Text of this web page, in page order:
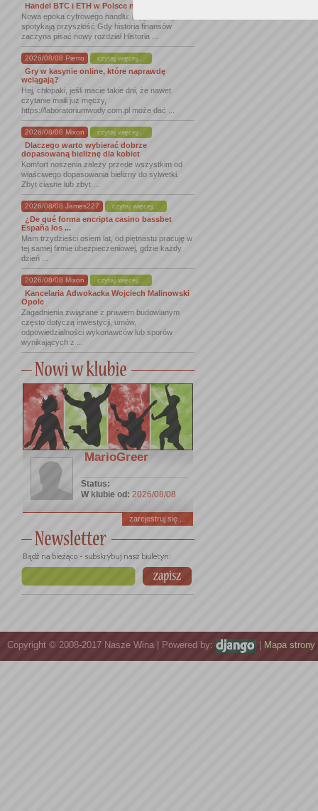
Handel BTC i ETH w Polsce na nowym ...
Nowa epoka cyfrowego handlu: kryptowaluty
spotykają przyszłość Gdy historia finansów
zaczyna pisać nowy rozdział Historia ...
2026/08/08 Pierro czytaj więcej...
Gry w kasynie online, które naprawdę
wciągają?
Hej, chłopaki, jeśli macie takie dni, że nawet
czytanie maili już męczy,
https://laboratoriumwody.com.pl może dać ...
2026/08/08 Mixon czytaj więcej...
Dlaczego warto wybierać dobrze
dopasowaną bieliznę dla kobiet
Komfort noszenia zależy przede wszystkim od
właściwego dopasowania bielizny do sylwetki.
Zbyt ciasne lub zbyt ...
2026/08/08 James227 czytaj więcej...
¿De qué forma encripta casino bassbet
España los ...
Mam trzydzieści osiem lat, od piętnastu pracuję w
tej samej firmie ubezpieczeniowej, gdzie każdy
dzień ...
2026/08/08 Mixon czytaj więcej...
Kancelaria Adwokacka Wojciech Malinowski
Opole
Zagadnienia związane z prawem budowlanym
często dotyczą inwestycji, umów,
odpowiedzialności wykonawców lub sporów
wynikających z ...
MarioGreer
Status:
W klubie od: 2026/08/08
zarejestruj się ...
Copyright © 2008-2017 Nasze Wina | Powered by: Mapa strony